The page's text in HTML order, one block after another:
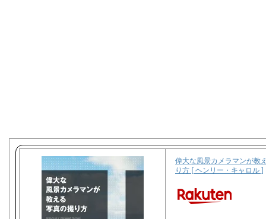
偉大な風景カメラマンが教
り方 [ ヘンリー・キャロル ]